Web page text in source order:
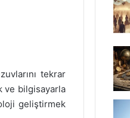
tekrar
ve bilgisayarla
geliştirmek